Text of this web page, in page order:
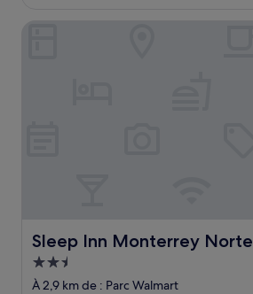
Sleep Inn Monterrey Norte
Sleep Inn Monterrey Norte
Hébergement
2.5 étoiles
À 2,9 km de : Parc Walmart